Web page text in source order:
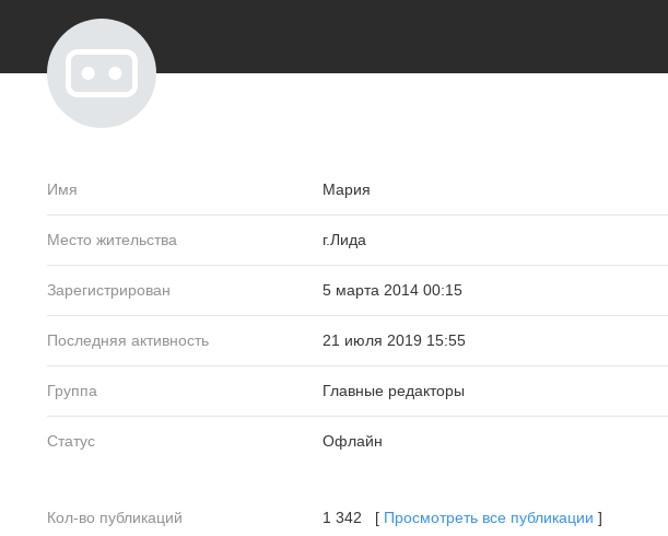
Имя Мария
Место жительства г.Лида
Зарегистрирован 5 марта 2014 00:15
Последняя активность 21 июля 2019 15:55
Группа Главные редакторы
Статус Офлайн
Кол-во публикаций 1 342 [ Просмотреть все публикации ]